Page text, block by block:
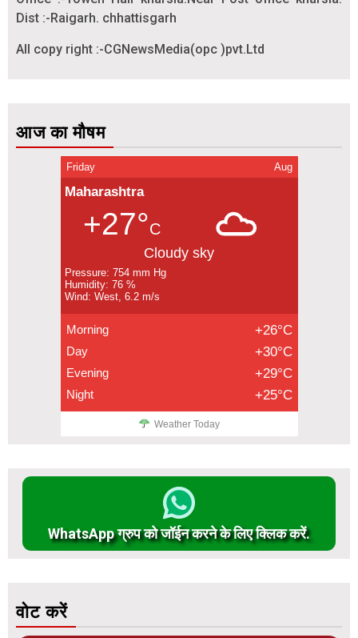
Dist :-Raigarh. chhattisgarh
All copy right :-CGNewsMedia(opc )pvt.Ltd
आज का मौषम
Friday Aug
Maharashtra
+27°C
Cloudy sky
Pressure: 754 mm Hg
Humidity: 76 %
Wind: West, 6.2 m/s
Morning +26°C
Day +30°C
Evening +29°C
Night +25°C
Weather Today
WhatsApp ग्रुप को जॉईन करने के लिए क्लिक करें.
वोट करें